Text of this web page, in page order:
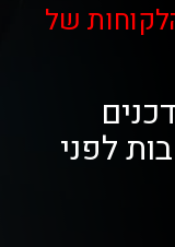
של
לפני